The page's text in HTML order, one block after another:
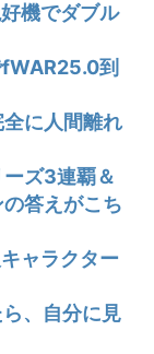
機でダブル
到
に人間離れ
ズ3連覇＆
答えがこち
ャラクター
ら、自分に見